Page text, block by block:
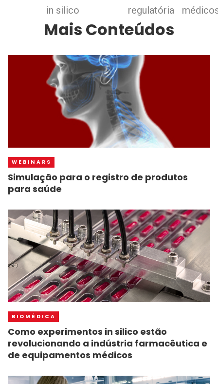
in silico
regulatória
Mais Conteúdos
WEBINARS
Simulação para o registro de produtos
para saúde
BIOMÉDICA
Como experimentos in silico estão
revolucionando a indústria farmacêutica e
de equipamentos médicos